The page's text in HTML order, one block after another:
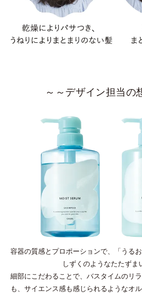
～～デザイン担当の
容器の質感とプロポーションで、「うる
しずくのようなたたずま
細部にこだわることで、バスタイムのリ
も、サイエンス感も感じられるようなオ